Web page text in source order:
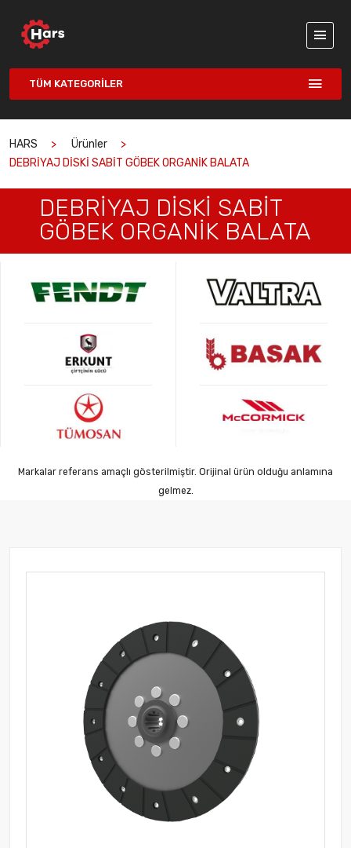
TÜM KATEGORILER
HARS
Ürünler
DEBRİYAJ DİSKİ SABİT GÖBEK ORGANİK BALATA
DEBRİYAJ DİSKİ SABİT
GÖBEK ORGANİK BALATA
Markalar referans amaçlı gösterilmiştir. Orijinal ürün olduğu anlamına
gelmez.